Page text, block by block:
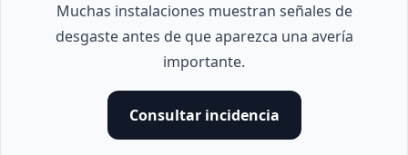
Muchas instalaciones muestran señales de
desgaste antes de que aparezca una avería
importante.
Consultar incidencia